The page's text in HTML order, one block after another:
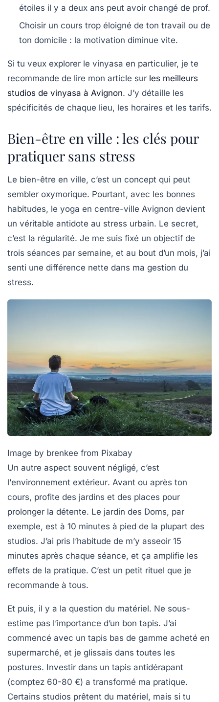
étoiles il y a deux ans peut avoir changé de prof.
Choisir un cours trop éloigné de ton travail ou de
ton domicile : la motivation diminue vite.
Si tu veux explorer le vinyasa en particulier, je te
recommande de lire mon article sur les meilleurs
studios de vinyasa à Avignon. J’y détaille les
spécificités de chaque lieu, les horaires et les tarifs.
Bien-être en ville : les clés pour
pratiquer sans stress
Le bien-être en ville, c’est un concept qui peut
sembler oxymorique. Pourtant, avec les bonnes
habitudes, le yoga en centre-ville Avignon devient
un véritable antidote au stress urbain. Le secret,
c’est la régularité. Je me suis fixé un objectif de
trois séances par semaine, et au bout d’un mois, j’ai
senti une différence nette dans ma gestion du
stress.
Image by brenkee from Pixabay
Un autre aspect souvent négligé, c’est
l’environnement extérieur. Avant ou après ton
cours, profite des jardins et des places pour
prolonger la détente. Le jardin des Doms, par
exemple, est à 10 minutes à pied de la plupart des
studios. J’ai pris l’habitude de m’y asseoir 15
minutes après chaque séance, et ça amplifie les
effets de la pratique. C’est un petit rituel que je
recommande à tous.
Et puis, il y a la question du matériel. Ne sous-
estime pas l’importance d’un bon tapis. J’ai
commencé avec un tapis bas de gamme acheté en
supermarché, et je glissais dans toutes les
postures. Investir dans un tapis antidérapant
(comptez 60-80 €) a transformé ma pratique.
Certains studios prêtent du matériel, mais si tu